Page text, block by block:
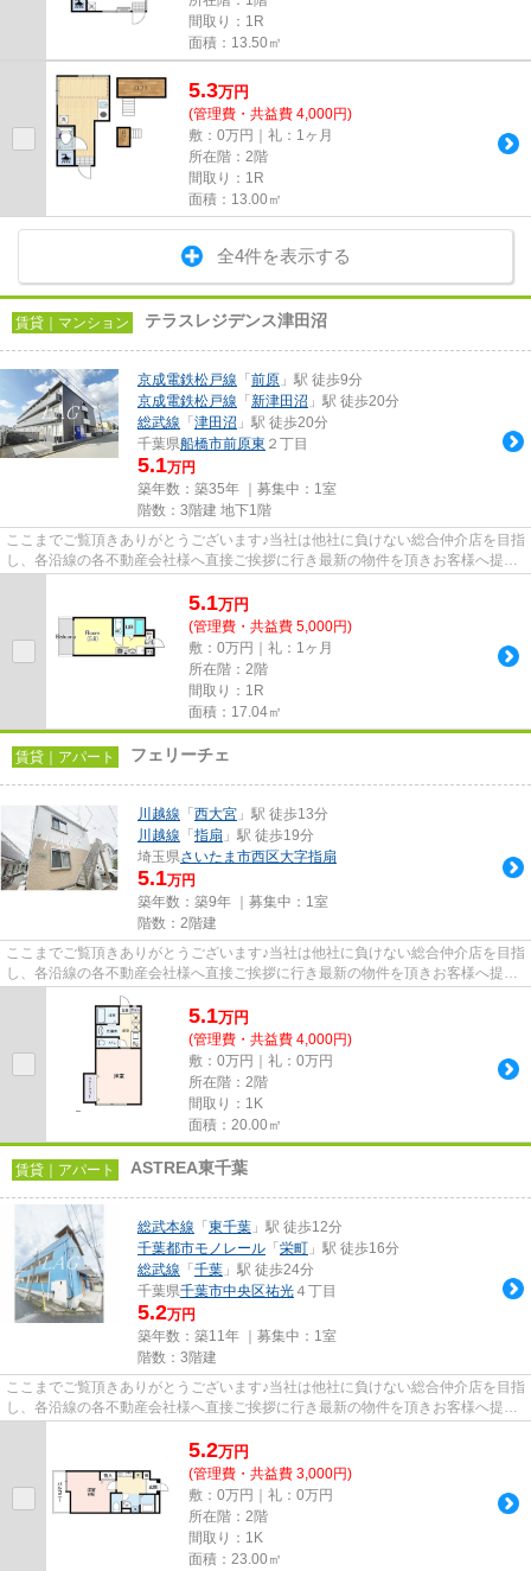
間取り：1R
面積：13.50㎡
5.3万円
(管理費・共益費 4,000円)
敷：0万円｜礼：1ヶ月
所在階：2階
間取り：1R
面積：13.00㎡
全4件を表示する
賃貸｜マンション テラスレジデンス津田沼
京成電鉄松戸線 「 前原 」駅 徒歩9分
京成電鉄松戸線 「 新津田沼 」駅 徒歩20分
総武線 「 津田沼 」駅 徒歩20分
千葉県船橋市前原東 ２丁目
5.1万円
築年数：築35年 ｜募集中： 1室
階数：3階建 地下1階
ここまでご覧頂きありがとうございます♪当社は他社に負けない総合仲介店を目指
し、各沿線の各不動産会社様へ直接ご挨拶に行き最新の物件を頂きお客様へ提供
5.1万円
(管理費・共益費 5,000円)
敷：0万円｜礼：1ヶ月
所在階：2階
間取り：1R
面積：17.04㎡
賃貸｜アパート フェリーチェ
川越線 「 西大宮 」駅 徒歩13分
川越線 「 指扇 」駅 徒歩19分
埼玉県さいたま市西区大字指扇
5.1万円
築年数：築9年 ｜募集中： 1室
階数：2階建
ここまでご覧頂きありがとうございます♪当社は他社に負けない総合仲介店を目指
し、各沿線の各不動産会社様へ直接ご挨拶に行き最新の物件を頂きお客様へ提供
しております！最新の情報は...
5.1万円
(管理費・共益費 4,000円)
敷：0万円｜礼：0万円
所在階：2階
間取り：1K
面積：20.00㎡
賃貸｜アパート ASTREA東千葉
総武本線 「 東千葉 」駅 徒歩12分
千葉都市モノレール 「 栄町 」駅 徒歩16分
総武線 「 千葉 」駅 徒歩24分
千葉県千葉市中央区祐光 ４丁目
5.2万円
築年数：築11年 ｜募集中： 1室
階数：3階建
ここまでご覧頂きありがとうございます♪当社は他社に負けない総合仲介店を目指
し、各沿線の各不動産会社様へ直接ご挨拶に行き最新の物件を頂きお客様へ提供
5.2万円
(管理費・共益費 3,000円)
敷：0万円｜礼：0万円
所在階：2階
間取り：1K
面積：23.00㎡